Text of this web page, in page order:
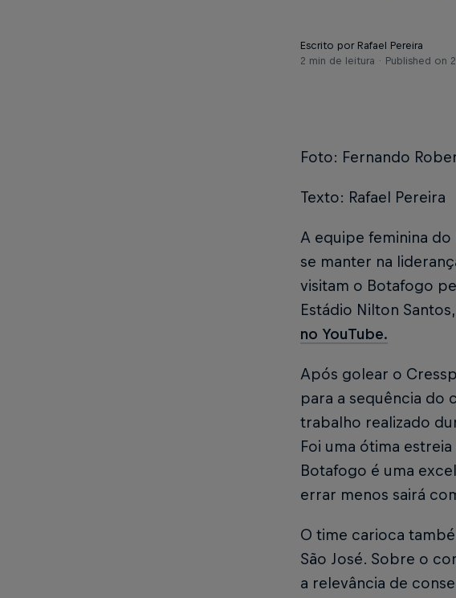
Escrito por Rafael Pereira
2 min de leitura
Published on
Foto: Fernando
Texto: Rafael Pereira
A equipe feminina
se manter na
visitam o Botafogo
Estádio Nilton
no YouTube.
Após golear o
para a sequência do
trabalho realizado
Foi uma ótima
Botafogo é uma
errar menos sairá
O time carioca
São José. Sobre o
a relevância de